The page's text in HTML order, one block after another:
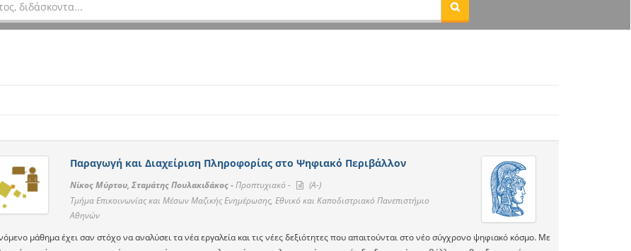
Παραγωγή και Διαχείριση Πληροφορίας στο Ψηφιακό Περιβάλλον
Νίκος Μύρτου, Σταμάτης Πουλακιδάκος -Προπτυχιακό -
(A-)
Τμήμα Επικοινωνίας και Μέσων Μαζικής Ενημέρωσης, Εθνικό και Καποδιστριακό Πανεπιστήμιο
Αθηνών
μάθημα έχει σαν στόχο να αναλύσει τα νέα εργαλεία και τις νέες δεξιότητες που απαιτούνται στο νέο σύγχρονο ψηφιακό κόσμο. Με